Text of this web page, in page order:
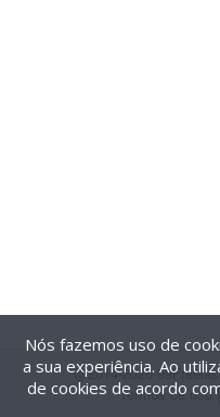
@2014-2026
Termos de uso
Nós fazemos uso de
a sua experiência. Ao
de cookies de acordo